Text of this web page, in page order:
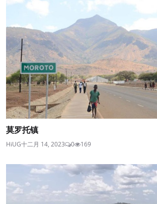
莫罗托镇
HiUG十二月 14, 2023 0 169